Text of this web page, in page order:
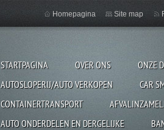
STARTPAGINA OVER ONS ONZE
AUTOSLOPERIJ/AUTO VERKOPEN
CAR
CONTAINERTRANSPORT
AUTO ONDERDELEN EN DERGELIJKE
Homepagina Site map